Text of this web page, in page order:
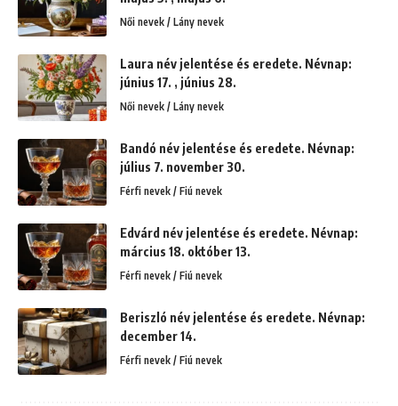
Női nevek / Lány nevek
Laura név jelentése és eredete. Névnap:
június 17. , június 28.
Női nevek / Lány nevek
Bandó név jelentése és eredete. Névnap:
július 7. november 30.
Férfi nevek / Fiú nevek
Edvárd név jelentése és eredete. Névnap:
március 18. október 13.
Férfi nevek / Fiú nevek
Beriszló név jelentése és eredete. Névnap:
december 14.
Férfi nevek / Fiú nevek